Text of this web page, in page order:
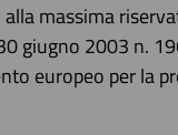
massima
giugno 2003 n.
europeo per la